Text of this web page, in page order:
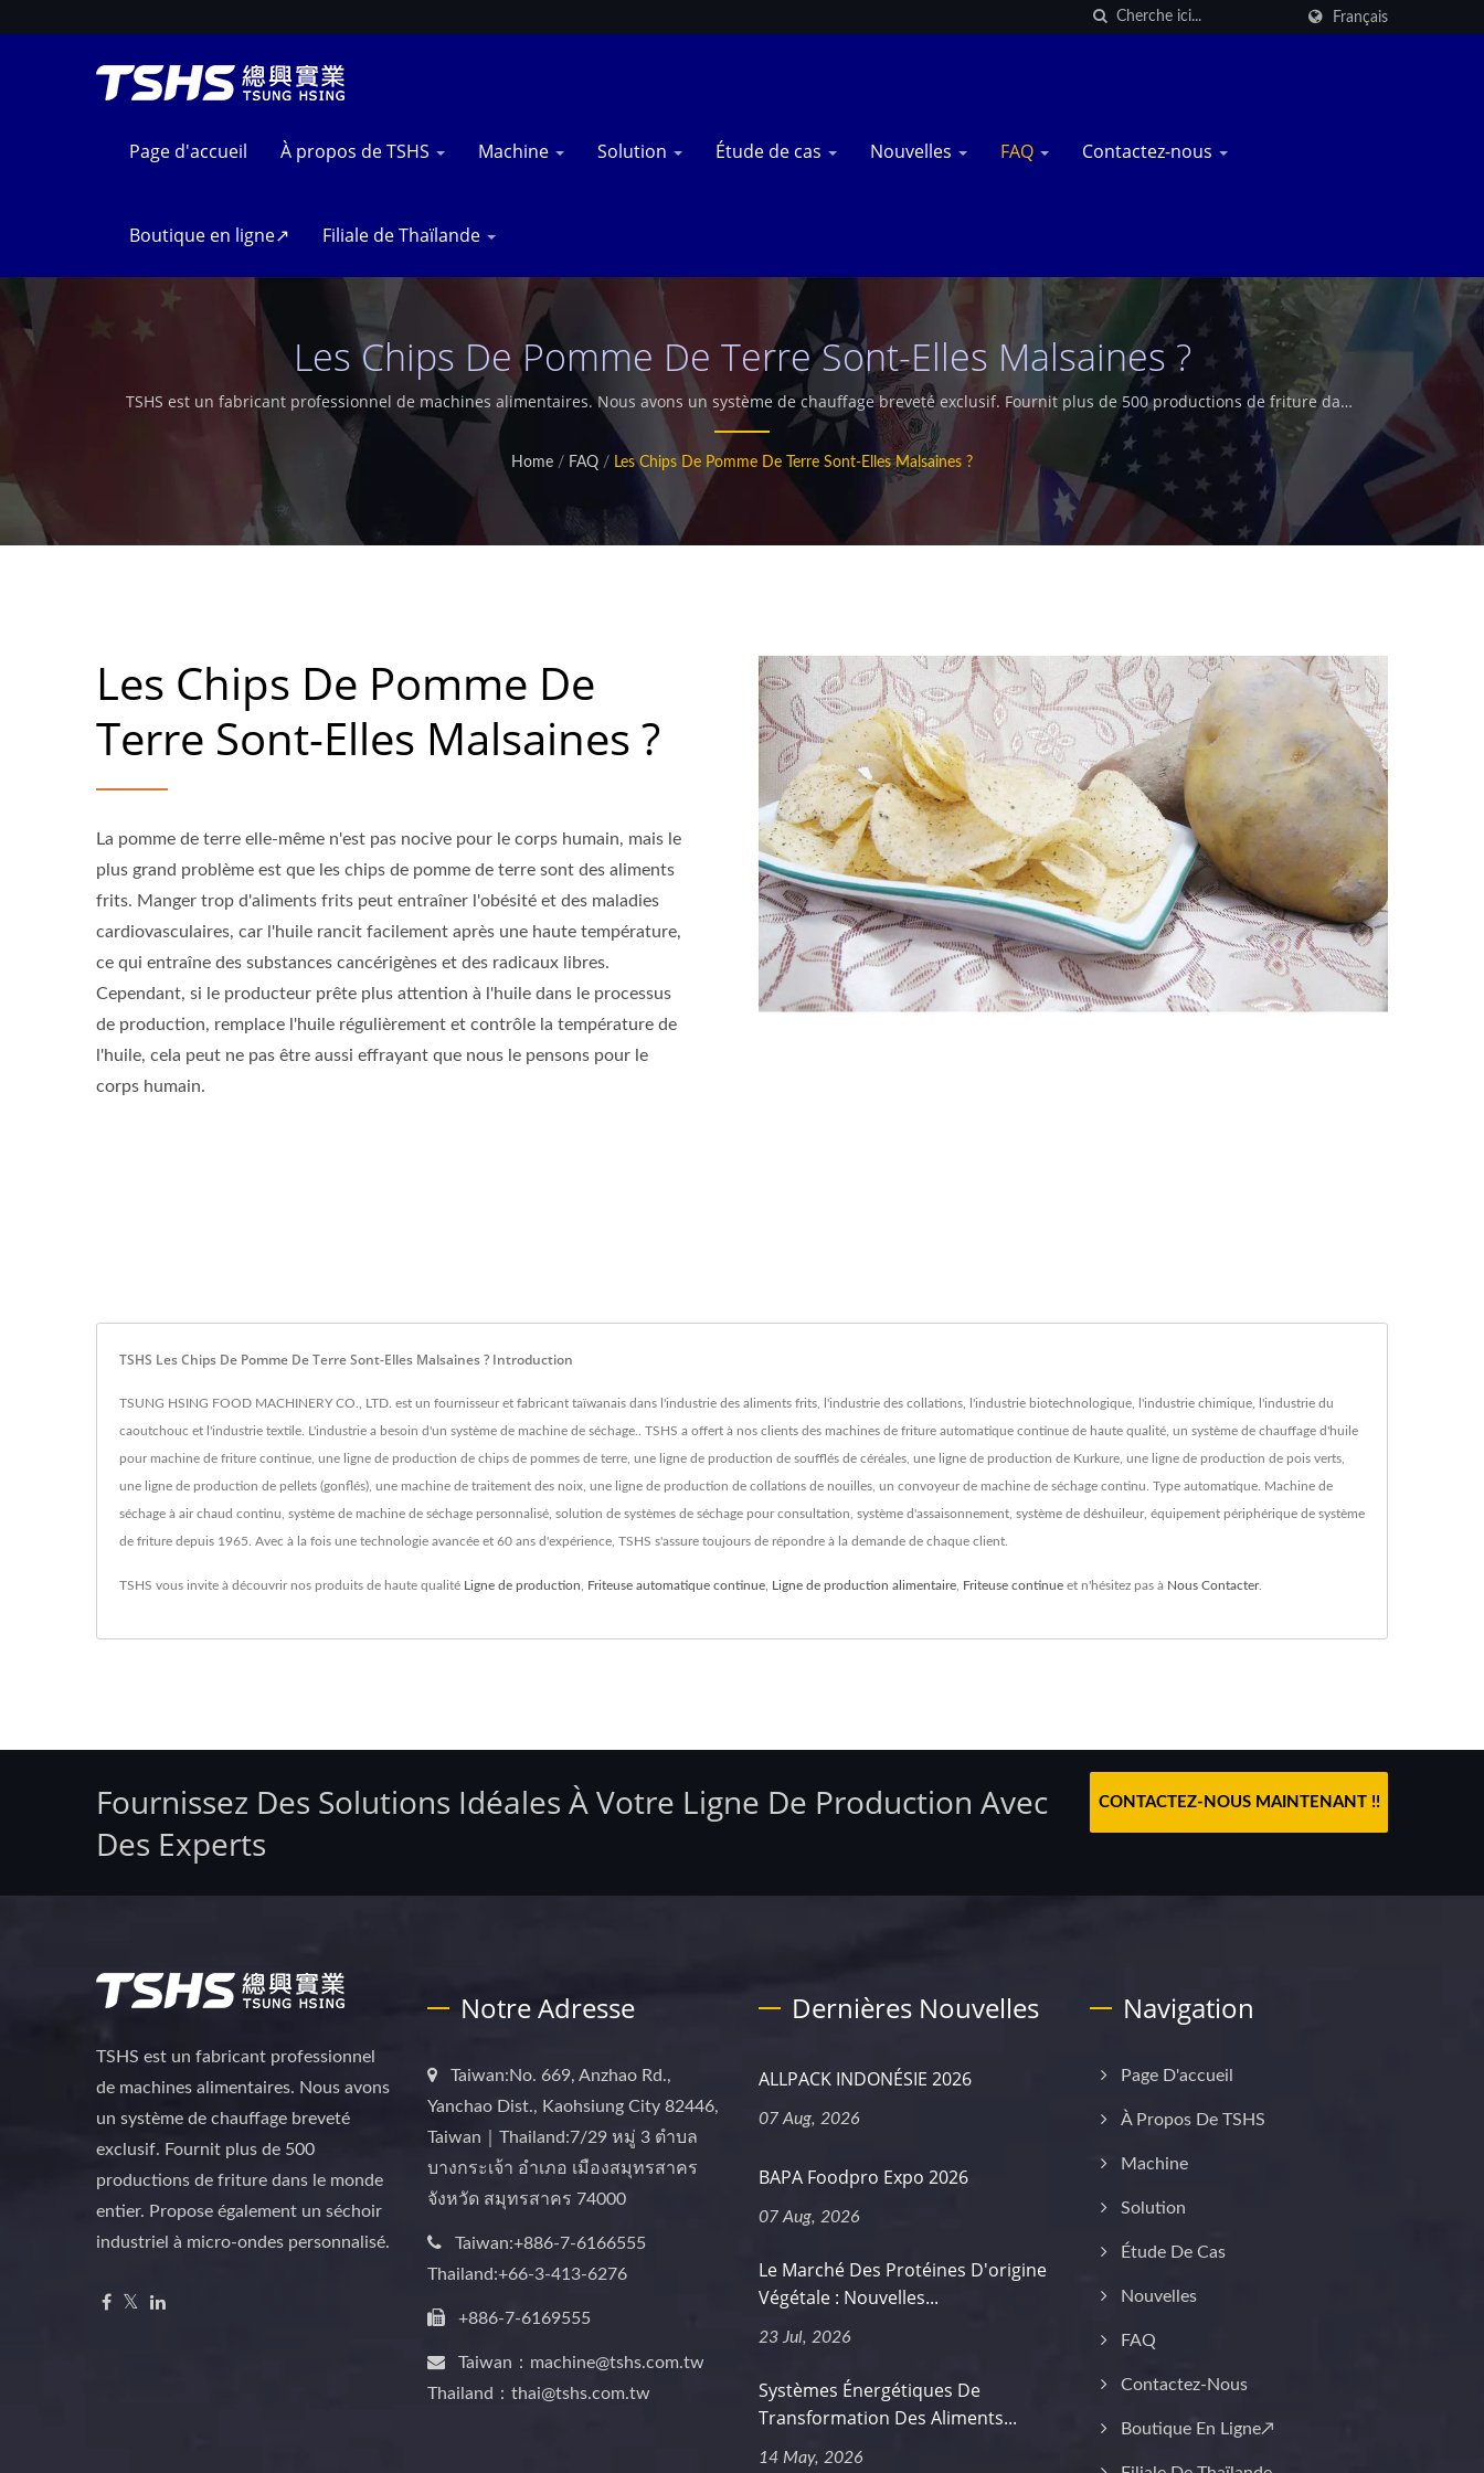
Français
Page d'accueil À propos de TSHS Machine Solution Étude de cas Nouvelles FAQ Contactez-nous
Boutique en ligne↗ Filiale de Thaïlande
Les Chips De Pomme De Terre Sont-Elles Malsaines ?
TSHS est un fabricant professionnel de machines alimentaires. Nous avons un système de chauffage breveté exclusif. Fournit plus de 500 productions de friture dans
le monde entier. Propose également un séchoir industriel à micro-ondes personnalisé.
Home / FAQ / Les Chips De Pomme De Terre Sont-Elles Malsaines ?
Les Chips De Pomme De
Terre Sont-Elles Malsaines ?
La pomme de terre elle-même n'est pas nocive pour le corps humain, mais le
plus grand problème est que les chips de pomme de terre sont des aliments
frits. Manger trop d'aliments frits peut entraîner l'obésité et des maladies
cardiovasculaires, car l'huile rancit facilement après une haute température,
ce qui entraîne des substances cancérigènes et des radicaux libres.
Cependant, si le producteur prête plus attention à l'huile dans le processus
de production, remplace l'huile régulièrement et contrôle la température de
l'huile, cela peut ne pas être aussi effrayant que nous le pensons pour le
corps humain.
TSHS Les Chips De Pomme De Terre Sont-Elles Malsaines ? Introduction
TSUNG HSING FOOD MACHINERY CO., LTD. est un fournisseur et fabricant taïwanais dans l'industrie des aliments frits, l'industrie des collations, l'industrie biotechnologique, l'industrie chimique, l'industrie du
caoutchouc et l'industrie textile. L'industrie a besoin d'un système de machine de séchage.. TSHS a offert à nos clients des machines de friture automatique continue de haute qualité, un système de chauffage d'huile
pour machine de friture continue, une ligne de production de chips de pommes de terre, une ligne de production de soufflés de céréales, une ligne de production de Kurkure, une ligne de production de pois verts,
une ligne de production de pellets (gonflés), une machine de traitement des noix, une ligne de production de collations de nouilles, un convoyeur de machine de séchage continu. Type automatique. Machine de
séchage à air chaud continu, système de machine de séchage personnalisé, solution de systèmes de séchage pour consultation, système d'assaisonnement, système de déshuileur, équipement périphérique de système
de friture depuis 1965. Avec à la fois une technologie avancée et 60 ans d'expérience, TSHS s'assure toujours de répondre à la demande de chaque client.
TSHS vous invite à découvrir nos produits de haute qualité Ligne de production Friteuse automatique continue Ligne de production alimentaire Friteuse continue et n'hésitez pas à Nous Contacter.
Fournissez Des Solutions Idéales À Votre Ligne De Production Avec
Des Experts
CONTACTEZ-NOUS MAINTENANT !!
TSHS est un fabricant professionnel
de machines alimentaires. Nous avons
un système de chauffage breveté
exclusif. Fournit plus de 500
productions de friture dans le monde
entier. Propose également un séchoir
industriel à micro-ondes personnalisé.
Notre Adresse
Taiwan:No. 669, Anzhao Rd.,
Yanchao Dist., Kaohsiung City 82446,
Taiwan｜Thailand:7/29 หมู่ 3 ตำบล
บางกระเจ้า อำเภอ เมืองสมุทรสาคร
จังหวัด สมุทรสาคร 74000
Taiwan:+886-7-6166555
Thailand:+66-3-413-6276
+886-7-6169555
Taiwan：machine@tshs.com.tw
Thailand：thai@tshs.com.tw
Dernières Nouvelles
ALLPACK INDONÉSIE 2026
07 Aug, 2026
BAPA Foodpro Expo 2026
07 Aug, 2026
Le Marché Des Protéines D'origine
Végétale : Nouvelles...
23 Jul, 2026
Systèmes Énergétiques De
Transformation Des Aliments...
14 May, 2026
Navigation
Page D'accueil
À Propos De TSHS
Machine
Solution
Étude De Cas
Nouvelles
FAQ
Contactez-Nous
Boutique En Ligne↗